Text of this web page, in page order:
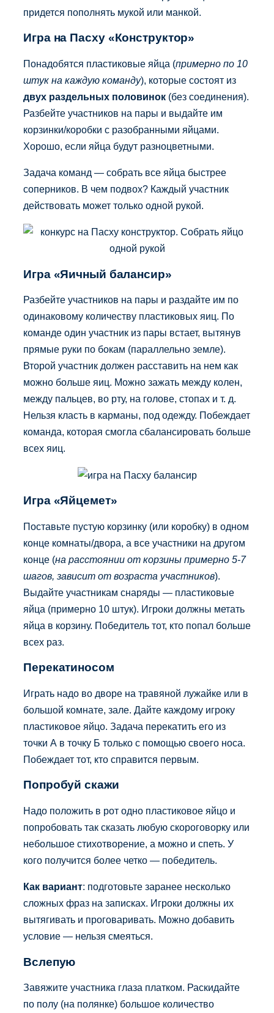
придется пополнять мукой или манкой.
Игра на Пасху «Конструктор»
Понадобятся пластиковые яйца (примерно по 10
штук на каждую команду), которые состоят из
двух раздельных половинок (без соединения).
Разбейте участников на пары и выдайте им
корзинки/коробки с разобранными яйцами.
Хорошо, если яйца будут разноцветными.
Задача команд — собрать все яйца быстрее
соперников. В чем подвох? Каждый участник
действовать может только одной рукой.
Игра «Яичный балансир»
Разбейте участников на пары и раздайте им по
одинаковому количеству пластиковых яиц. По
команде один участник из пары встает, вытянув
прямые руки по бокам (параллельно земле).
Второй участник должен расставить на нем как
можно больше яиц. Можно зажать между колен,
между пальцев, во рту, на голове, стопах и т. д.
Нельзя класть в карманы, под одежду. Побеждает
команда, которая смогла сбалансировать больше
всех яиц.
Игра «Яйцемет»
Поставьте пустую корзинку (или коробку) в одном
конце комнаты/двора, а все участники на другом
конце (на расстоянии от корзины примерно 5-7
шагов, зависит от возраста участников).
Выдайте участникам снаряды — пластиковые
яйца (примерно 10 штук). Игроки должны метать
яйца в корзину. Победитель тот, кто попал больше
всех раз.
Перекатиносом
Играть надо во дворе на травяной лужайке или в
большой комнате, зале. Дайте каждому игроку
пластиковое яйцо. Задача перекатить его из
точки А в точку Б только с помощью своего носа.
Побеждает тот, кто справится первым.
Попробуй скажи
Надо положить в рот одно пластиковое яйцо и
попробовать так сказать любую скороговорку или
небольшое стихотворение, а можно и спеть. У
кого получится более четко — победитель.
Как вариант: подготовьте заранее несколько
сложных фраз на записках. Игроки должны их
вытягивать и проговаривать. Можно добавить
условие — нельзя смеяться.
Вслепую
Завяжите участника глаза платком. Раскидайте
по полу (на полянке) большое количество